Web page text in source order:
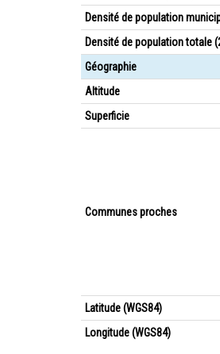
Densité de population
Densité de population totale
Géographie
Altitude
Superficie
Communes proches
Latitude (WGS84)
Longitude (WGS84)